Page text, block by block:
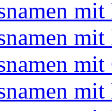
mit
mit
mit
mit